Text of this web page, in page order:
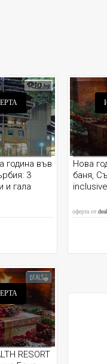
година във
3
и гала
Нова
баня,
inclusive
оферта от
RESORT